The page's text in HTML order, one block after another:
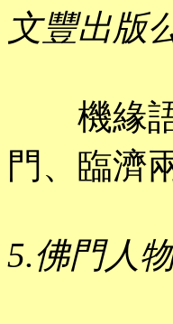
文豐出版
機緣語
門、臨濟
5.佛門人